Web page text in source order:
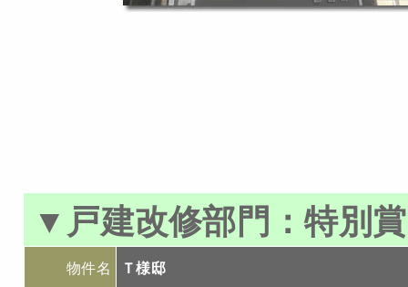
▼戸建改修部門：特別賞
物件名 Ｔ様邸